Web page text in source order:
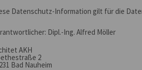
Datenschutz-Information gilt für die
Dipl.-Ing. Alfred Möller
AKH
2
Bad Nauheim